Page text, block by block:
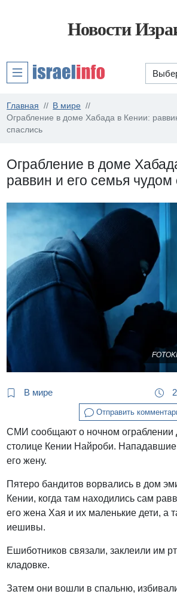
Новости
Главная
В мире
Ограбление в доме Хабада в Кении:
спаслись
Ограбление в доме
раввин и его семья чудом
В мире
Отправить
СМИ сообщают о ночном ограблении
столице Кении Найроби.
его жену.
Пятеро бандитов ворвались в дом
Кении, когда там находились сам
его жена Хая и их маленькие дети, а
иешивы.
Ешиботников связали, заклеили им
кладовке.
Затем они вошли в спальню,